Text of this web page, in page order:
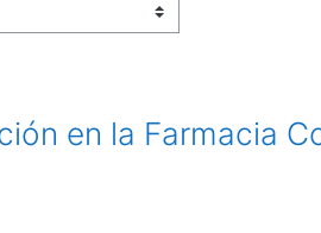
en la Farmacia